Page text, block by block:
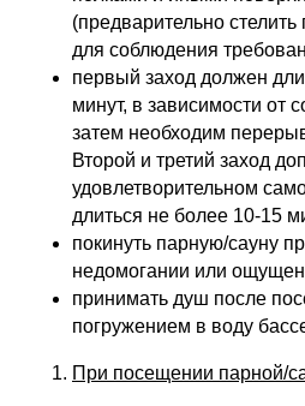
(предварительно
для соблюдения
первый заход должен
минут, в зависимости от
затем необходим
Второй и третий заход
удовлетворительном
длиться не более 10-15
покинуть парную/сауну
недомогании или
принимать душ после
погружением в воду
При посещении парной/